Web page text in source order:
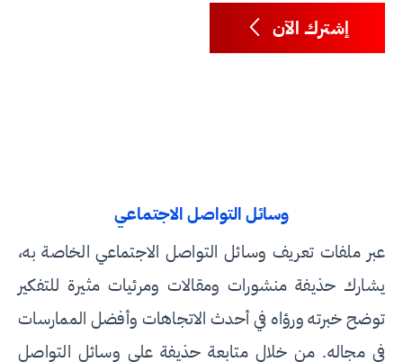
إشترك الآن
وسائل التواصل الاجتماعي
عبر ملفات تعريف وسائل التواصل الاجتماعي الخاصة به،
يشارك حذيفة منشورات ومقالات ومرئيات مثيرة للتفكير
توضح خبرته ورؤاه في أحدث الاتجاهات وأفضل الممارسات
في مجاله. من خلال متابعة حذيفة على وسائل التواصل